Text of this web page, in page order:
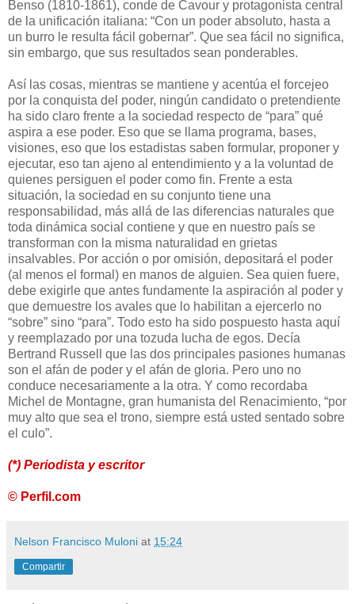
Benso (1810-1861), conde de Cavour y protagonista central
de la unificación italiana: “Con un poder absoluto, hasta a
un burro le resulta fácil gobernar”. Que sea fácil no significa,
sin embargo, que sus resultados sean ponderables.
Así las cosas, mientras se mantiene y acentúa el forcejeo
por la conquista del poder, ningún candidato o pretendiente
ha sido claro frente a la sociedad respecto de “para” qué
aspira a ese poder. Eso que se llama programa, bases,
visiones, eso que los estadistas saben formular, proponer y
ejecutar, eso tan ajeno al entendimiento y a la voluntad de
quienes persiguen el poder como fin. Frente a esta
situación, la sociedad en su conjunto tiene una
responsabilidad, más allá de las diferencias naturales que
toda dinámica social contiene y que en nuestro país se
transforman con la misma naturalidad en grietas
insalvables. Por acción o por omisión, depositará el poder
(al menos el formal) en manos de alguien. Sea quien fuere,
debe exigirle que antes fundamente la aspiración al poder y
que demuestre los avales que lo habilitan a ejercerlo no
“sobre” sino “para”. Todo esto ha sido pospuesto hasta aquí
y reemplazado por una tozuda lucha de egos. Decía
Bertrand Russell que las dos principales pasiones humanas
son el afán de poder y el afán de gloria. Pero uno no
conduce necesariamente a la otra. Y como recordaba
Michel de Montagne, gran humanista del Renacimiento, “por
muy alto que sea el trono, siempre está usted sentado sobre
el culo”.
(*) Periodista y escritor
© Perfil.com
Nelson Francisco Muloni at 15:24
Compartir